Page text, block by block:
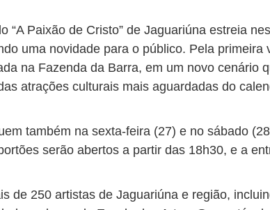
“A Paixão de Cristo” de Jaguariúna estreia
uma novidade para o público. Pela primeira
na Fazenda da Barra, em um novo cenário
atrações culturais mais aguardadas do
também na sexta-feira (27) e no sábado
serão abertos a partir das 18h30, e a
de 250 artistas de Jaguariúna e região,
Festival de Inverno “Por
os Cantos da Cidade”
nesta quinta-feira em